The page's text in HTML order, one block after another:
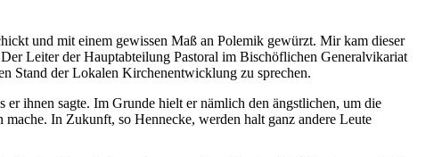
und mit einem gewissen Maß an Polemik gewürzt. Mir kam dieser
Leiter der Hauptabteilung Pastoral im Bischöflichen Generalvikariat
Stand der Lokalen Kirchenentwicklung zu sprechen.
ihnen sagte. Im Grunde hielt er nämlich den ängstlichen, um die
In Zukunft, so Hennecke, werden halt ganz andere Leute